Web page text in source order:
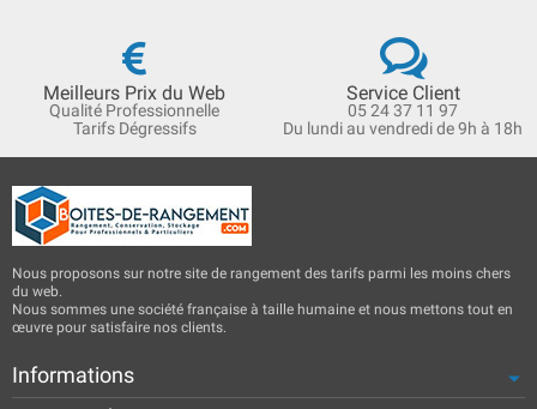
Meilleurs Prix du Web
Qualité Professionnelle
Tarifs Dégressifs
Service Client
05 24 37 11 97
Du lundi au vendredi de 9h à 18h
Nous proposons sur notre site de rangement des tarifs parmi les moins chers
du web.
Nous sommes une société française à taille humaine et nous mettons tout en
œuvre pour satisfaire nos clients.
Informations